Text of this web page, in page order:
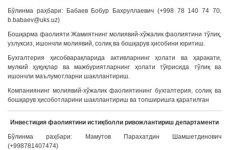
Бўлинма раҳбари: Бабаев Бобур Бахруллаевич (+998 78 140 74 70,
b.babaev@uks.uz)
Бошқарма фаолияти Жамиятнинг молиявий-хўжалик фаолиятини тўлиқ,
узлуксиз, ишончли молиявий, солиқ ва бошқарув ҳисобини юритиш.
Бухгалтерия ҳисобварақларида активларнинг ҳолати ва ҳаракати,
мулкий ҳуқуқлар ва мажбуриятларнинг ҳолати тўғрисида тўлиқ ва
ишончли маълумотларни шакллантириш.
Компаниянинг молиявий-хўжалик фаолиятининг бухгалтерия, солиқ ва
бошқарув ҳисоботларини шакллантириш ва топширишга қаратилган
Инвестиция фаолиятини истиқболли ривожлантириш департаменти
Бўлинма раҳбари: Мамутов Парахатдин Шамшетдинович
(+998781407474)